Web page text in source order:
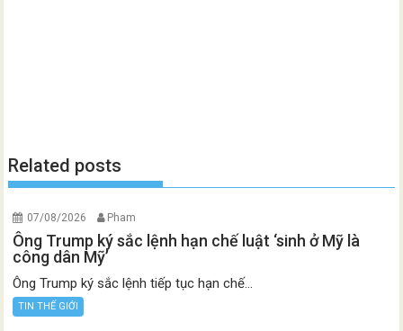
Related posts
07/08/2026 Pham
Ông Trump ký sắc lệnh hạn chế luật ‘sinh ở Mỹ là
công dân Mỹ’
Ông Trump ký sắc lệnh tiếp tục hạn chế...
TIN THẾ GIỚI